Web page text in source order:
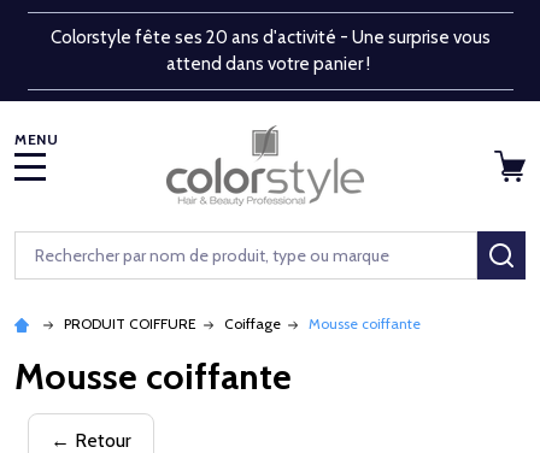
Colorstyle fête ses 20 ans d'activité - Une surprise vous
attend dans votre panier !
Rechercher
PRODUIT COIFFURE Coiffage Mousse coiffante
Mousse coiffante
← Retour